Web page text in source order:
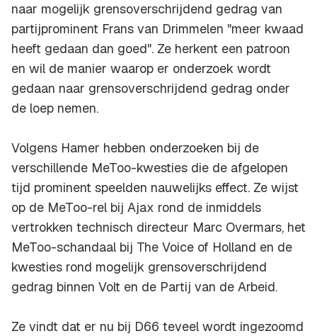
naar mogelijk grensoverschrijdend gedrag van
partijprominent Frans van Drimmelen "meer kwaad
heeft gedaan dan goed". Ze herkent een patroon
en wil de manier waarop er onderzoek wordt
gedaan naar grensoverschrijdend gedrag onder
de loep nemen.
Volgens Hamer hebben onderzoeken bij de
verschillende MeToo-kwesties die de afgelopen
tijd prominent speelden nauwelijks effect. Ze wijst
op de MeToo-rel bij Ajax rond de inmiddels
vertrokken technisch directeur Marc Overmars, het
MeToo-schandaal bij The Voice of Holland en de
kwesties rond mogelijk grensoverschrijdend
gedrag binnen Volt en de Partij van de Arbeid.
Ze vindt dat er nu bij D66 teveel wordt ingezoomd